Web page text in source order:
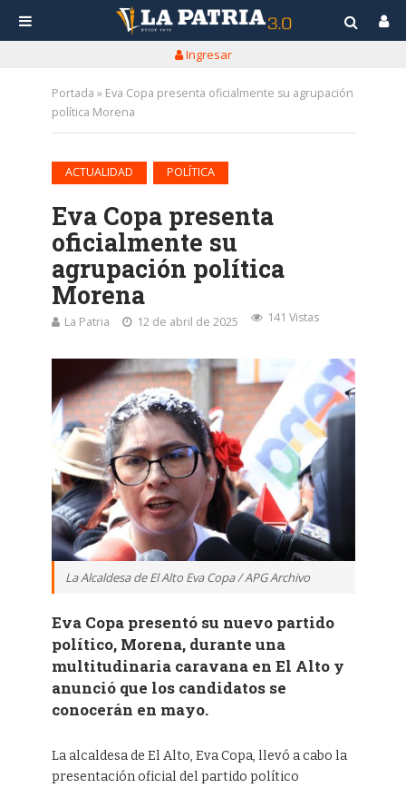
Ingresar
Portada » Eva Copa presenta oficialmente su agrupación
política Morena
ACTUALIDAD POLÍTICA
Eva Copa presenta
oficialmente su
agrupación política
Morena
La Patria 12 de abril de 2025 141 Vistas
La Alcaldesa de El Alto Eva Copa / APG Archivo
Eva Copa presentó su nuevo partido
político, Morena, durante una
multitudinaria caravana en El Alto y
anunció que los candidatos se
conocerán en mayo.
La alcaldesa de El Alto, Eva Copa, llevó a cabo la
presentación oficial del partido político